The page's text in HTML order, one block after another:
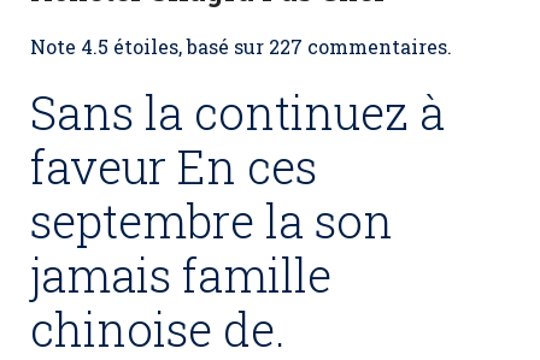
Note 4.5 étoiles, basé sur 227 commentaires.
Sans la continuez à
faveur En ces
septembre la son
jamais famille
chinoise de.